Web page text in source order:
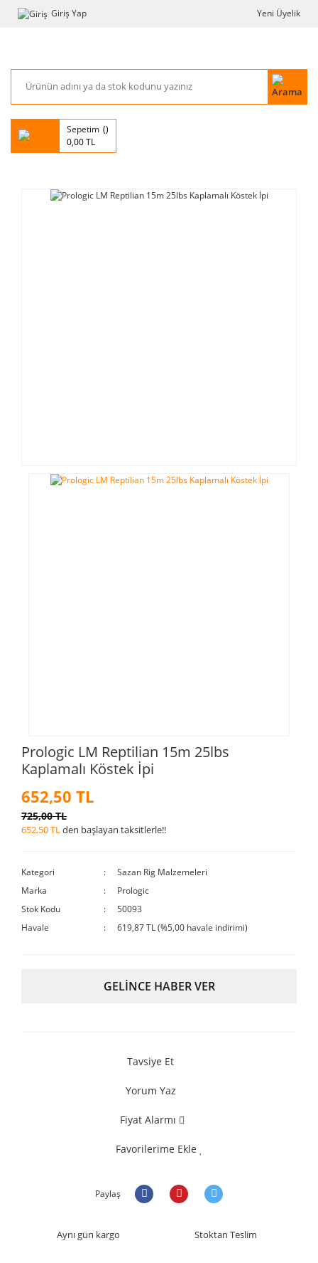
Giriş Yap Yeni Üyelik
Sepetim
0,00 TL
Prologic LM Reptilian 15m 25lbs
Kaplamalı Köstek İpi
652,50 TL
725,00 TL
652,50 TLden başlayan taksitlerle!!
Kategori
Sazan Rig Malzemeleri
Marka
Prologic
Stok Kodu
50093
Havale
619,87 TL (%5,00 havale indirimi)
GELİNCE HABER VER
Tavsiye Et
Yorum Yaz
Fiyat Alarmı
Favorilerime Ekle
Paylaş
Aynı gün kargo Stoktan Teslim